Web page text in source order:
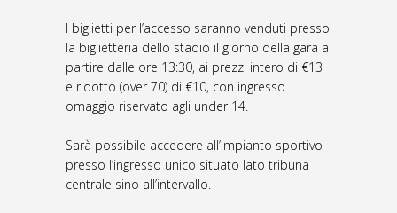
I biglietti per l’accesso saranno venduti presso
la biglietteria dello stadio il giorno della gara a
partire dalle ore 13:30, ai prezzi intero di €13
e ridotto (over 70) di €10, con ingresso
omaggio riservato agli under 14.
Sarà possibile accedere all’impianto sportivo
presso l’ingresso unico situato lato tribuna
centrale sino all’intervallo.